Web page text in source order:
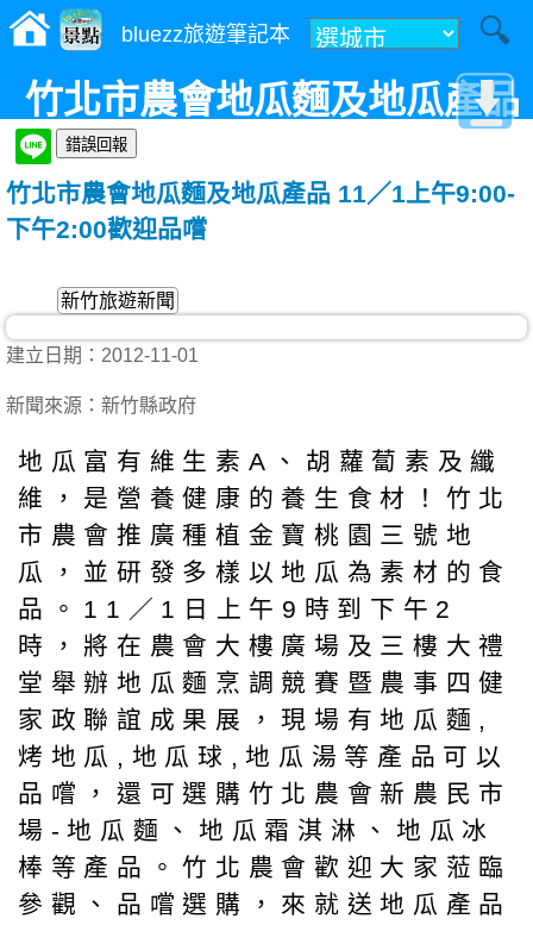
bluezz旅遊筆記本
竹北市農會地瓜麵及地瓜產品
11／1上午9:00-下午2:00歡迎
品嚐
竹北市農會地瓜麵及地瓜產品 11／1上午9:00-
下午2:00歡迎品嚐
新竹旅遊新聞
建立日期：2012-11-01
新聞來源：新竹縣政府
地瓜富有維生素A、胡蘿蔔素及纖
維，是營養健康的養生食材！竹北
市農會推廣種植金寶桃園三號地
瓜，並研發多樣以地瓜為素材的食
品。11／1日上午9時到下午2
時，將在農會大樓廣場及三樓大禮
堂舉辦地瓜麵烹調競賽暨農事四健
家政聯誼成果展，現場有地瓜麵,
烤地瓜,地瓜球,地瓜湯等產品可以
品嚐，還可選購竹北農會新農民市
場-地瓜麵、地瓜霜淇淋、地瓜冰
棒等產品。竹北農會歡迎大家蒞臨
參觀、品嚐選購，來就送地瓜產品